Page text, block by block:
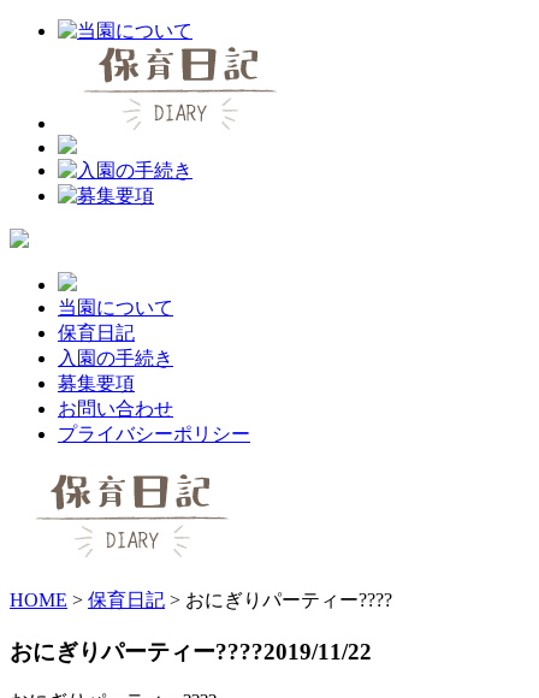
当園について
保育日記
入園の手続き
募集要項
お問い合わせ
プライバシーポリシー
HOME > 保育日記 > おにぎりパーティー????
おにぎりパーティー????2019/11/22